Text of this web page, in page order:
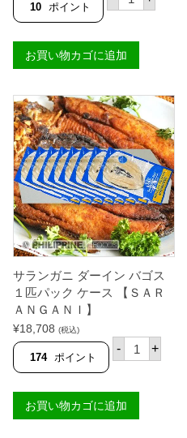
個
10 ポイント
ラ
ニ
ダ
ー
ン
バ
ゴ
ス
ホ
ッ
ト
１
匹
パ
ッ
ク
3
0
4
g
【
R
A
N
お買い物カゴに追加
サランガニ ダーイン バゴス
１匹パック ケース 【ＳＡＲ
ＡＮＧＡＮＩ】
¥18,708 (税込)
174 ポイント
- サ
ラ
ニ
ダ
ー
+
お買い物カゴに追加